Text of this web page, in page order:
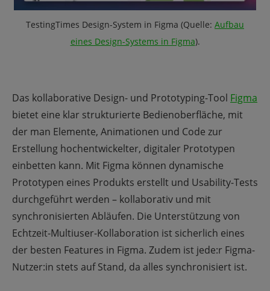
TestingTimes Design-System in Figma (Quelle: Aufbau
eines Design-Systems in Figma).
Das kollaborative Design- und Prototyping-Tool Figma
bietet eine klar strukturierte Bedienoberfläche, mit
der man Elemente, Animationen und Code zur
Erstellung hochentwickelter, digitaler Prototypen
einbetten kann. Mit Figma können dynamische
Prototypen eines Produkts erstellt und Usability-Tests
durchgeführt werden – kollaborativ und mit
synchronisierten Abläufen. Die Unterstützung von
Echtzeit-Multiuser-Kollaboration ist sicherlich eines
der besten Features in Figma. Zudem ist jede:r Figma-
Nutzer:in stets auf Stand, da alles synchronisiert ist.